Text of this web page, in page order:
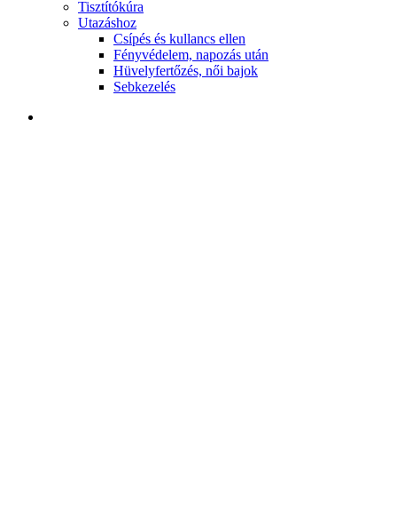
Tisztítókúra
Utazáshoz
Csípés és kullancs ellen
Fényvédelem, napozás után
Hüvelyfertőzés, női bajok
Sebkezelés